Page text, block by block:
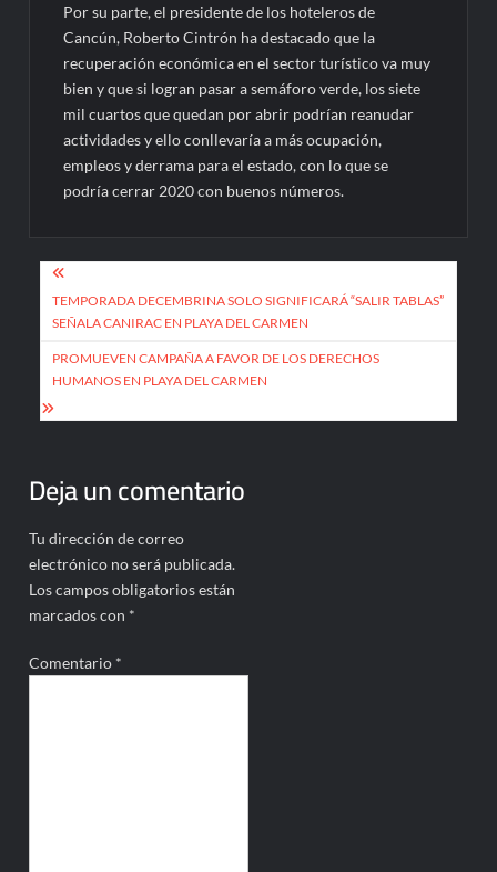
Por su parte, el presidente de los hoteleros de
Cancún, Roberto Cintrón ha destacado que la
recuperación económica en el sector turístico va muy
bien y que si logran pasar a semáforo verde, los siete
mil cuartos que quedan por abrir podrían reanudar
actividades y ello conllevaría a más ocupación,
empleos y derrama para el estado, con lo que se
podría cerrar 2020 con buenos números.
Navegación
de
entradas
TEMPORADA DECEMBRINA SOLO SIGNIFICARÁ “SALIR TABLAS”
SEÑALA CANIRAC EN PLAYA DEL CARMEN
PROMUEVEN CAMPAÑA A FAVOR DE LOS DERECHOS
HUMANOS EN PLAYA DEL CARMEN
Deja un comentario
Tu dirección de correo
electrónico no será publicada.
Los campos obligatorios están
marcados con *
Comentario *